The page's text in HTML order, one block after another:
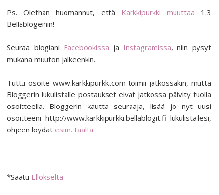
Ps. Olethan huomannut, että Karkkipurkki muuttaa 1.3
Bellablogeihin!
Seuraa blogiani Facebookissa ja Instagramissa, niin pysyt
mukana muuton jälkeenkin.
Tuttu osoite www.karkkipurkki.com toimii jatkossakin, mutta
Bloggerin lukulistalle postaukset eivät jatkossa päivity tuolla
osoitteella. Bloggerin kautta seuraaja, lisää jo nyt uusi
osoitteeni http://www.karkkipurkki.bellablogit.fi lukulistallesi,
ohjeen löydät esim. täältä.
*Saatu Ellokselta